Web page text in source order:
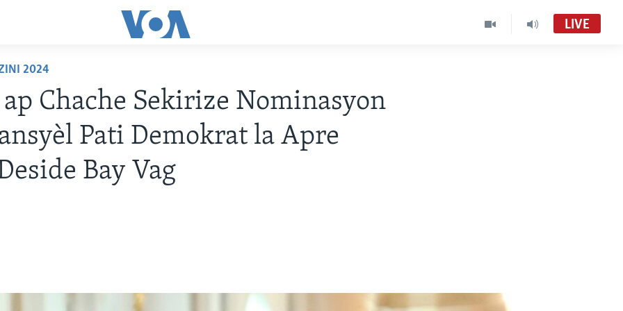
LIVE
2024
Chache Sekirize Nominasyon
Pati Demokrat la Apre
Bay Vag